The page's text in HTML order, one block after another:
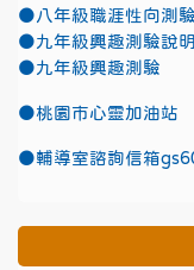
●八年級職涯性向測驗
●九年級興趣測驗說明
●九年級興趣測驗
●桃園市心靈加油站
●輔導室諮詢信箱